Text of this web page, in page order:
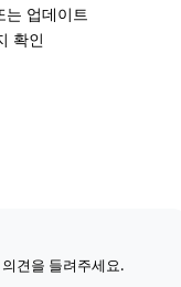
는 업데이트
확인
견을 들려주세요.